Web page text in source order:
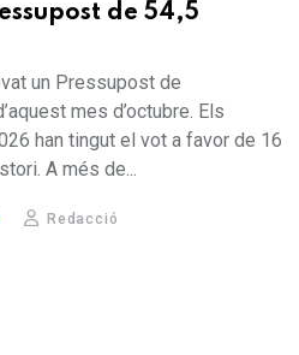
de 54,5
un Pressupost de
mes d’octubre. Els
han tingut el vot a favor de 16
A més de...
Redacció